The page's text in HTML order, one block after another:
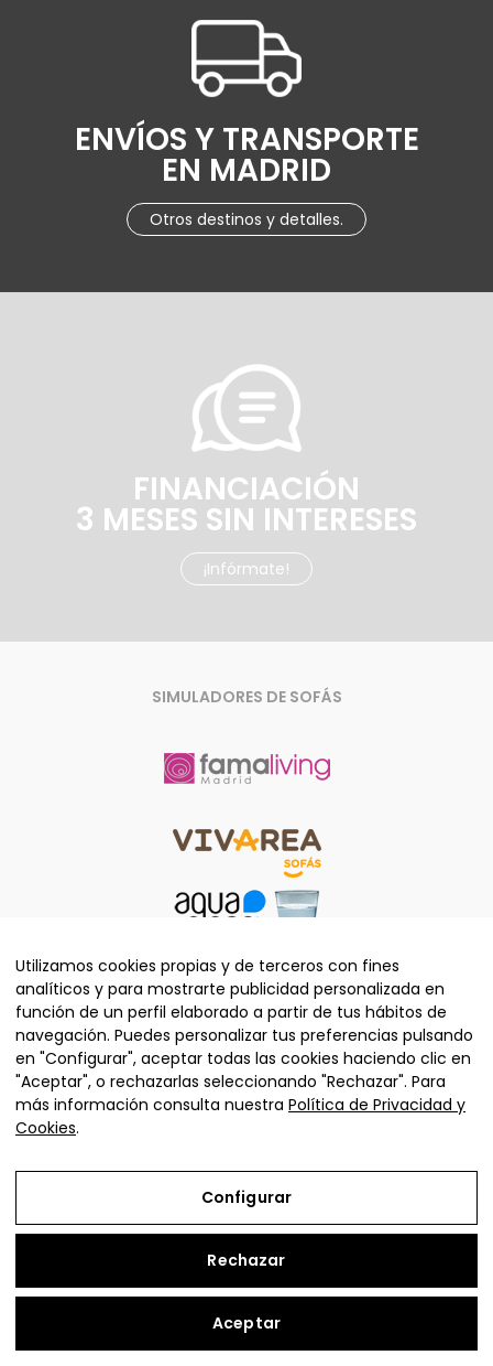
ENVÍOS Y TRANSPORTE
EN MADRID
Otros destinos y detalles.
FINANCIACIÓN
3 MESES SIN INTERESES
¡Infórmate!
SIMULADORES DE SOFÁS
Lunes a Viernes de 10:00 - 14:00 y 17:00 - 20:00 Sábado
10:00 a 14:00
APARTADO LEGAL
Utilizamos cookies propias y de terceros con fines
analíticos y para mostrarte publicidad personalizada en
función de un perfil elaborado a partir de tus hábitos de
navegación. Puedes personalizar tus preferencias pulsando
en "Configurar", aceptar todas las cookies haciendo clic en
"Aceptar", o rechazarlas seleccionando "Rechazar". Para
más información consulta nuestra Política de Privacidad y
Cookies.
Configurar
Rechazar
Aceptar